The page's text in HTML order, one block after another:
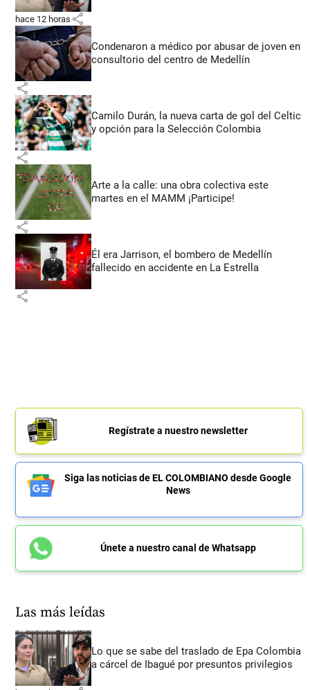
hace 12 horas share
Condenaron a médico por abusar de joven en
consultorio del centro de Medellín
share
Camilo Durán, la nueva carta de gol del Celtic
y opción para la Selección Colombia
share
Arte a la calle: una obra colectiva este
martes en el MAMM ¡Participe!
share
Él era Jarrison, el bombero de Medellín
fallecido en accidente en La Estrella
share
Regístrate a nuestro newsletter
Siga las noticias de EL COLOMBIANO desde Google
News
Únete a nuestro canal de Whatsapp
Las más leídas
Lo que se sabe del traslado de Epa Colombia
a cárcel de Ibagué por presuntos privilegios